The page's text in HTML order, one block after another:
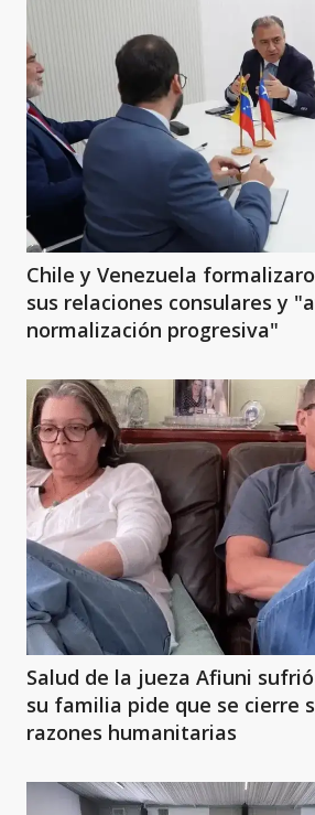
Chile y Venezuela
sus relaciones consulares y
normalización progresiva"
Salud de la jueza Afiuni
su familia pide que se cierre
razones humanitarias